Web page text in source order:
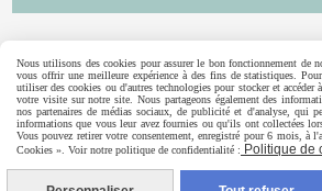
Nous utilisons des cookies pour assurer le bon fonctionnement de
vous offrir une meilleure expérience à des fins de statistiques.
utiliser des cookies ou d'autres technologies pour stocker et accéder
votre visite sur notre site. Nous partageons également des
nos partenaires de médias sociaux, de publicité et d'analyse, qui
informations que vous leur avez fournies ou qu'ils ont collectées
Vous pouvez retirer votre consentement, enregistré pour 6 mois, à
Cookies ». Voir notre politique de confidentialité : Politique de